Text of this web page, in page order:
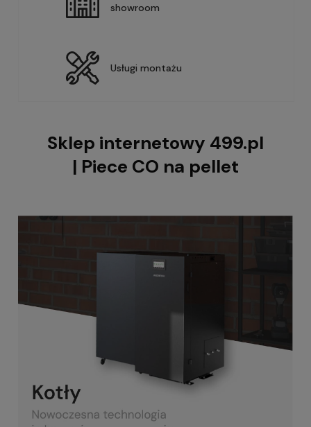
showroom
Usługi montażu
Sklep internetowy 499.pl
| Piece CO na pellet